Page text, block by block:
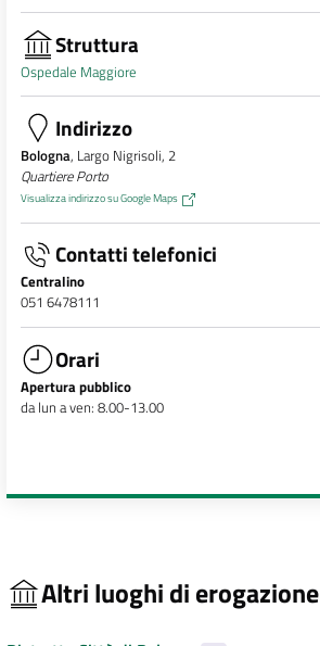
Struttura
Ospedale Maggiore
Indirizzo
Bologna, Largo Nigrisoli, 2
Quartiere Porto
Visualizza indirizzo su Google Maps
Contatti telefonici
Centralino
051 6478111
Orari
Apertura pubblico
da lun a ven: 8.00-13.00
Altri luoghi di erogazione